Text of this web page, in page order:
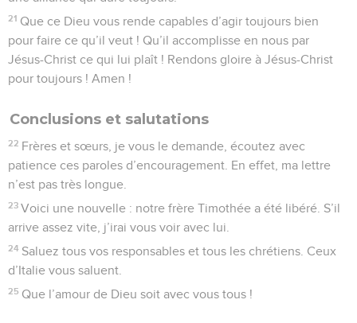
21 Que ce Dieu vous rende capables d’agir toujours bien
pour faire ce qu’il veut ! Qu’il accomplisse en nous par
Jésus-Christ ce qui lui plaît ! Rendons gloire à Jésus-Christ
pour toujours ! Amen !
Conclusions et salutations
22 Frères et sœurs, je vous le demande, écoutez avec
patience ces paroles d’encouragement. En effet, ma lettre
n’est pas très longue.
23 Voici une nouvelle : notre frère Timothée a été libéré. S’il
arrive assez vite, j’irai vous voir avec lui.
24 Saluez tous vos responsables et tous les chrétiens. Ceux
d’Italie vous saluent.
25 Que l’amour de Dieu soit avec vous tous !